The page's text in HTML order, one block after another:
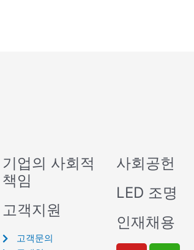
기업의 사회적
책임
고객지원
고객문의
사회공헌
LED 조명
인재채용